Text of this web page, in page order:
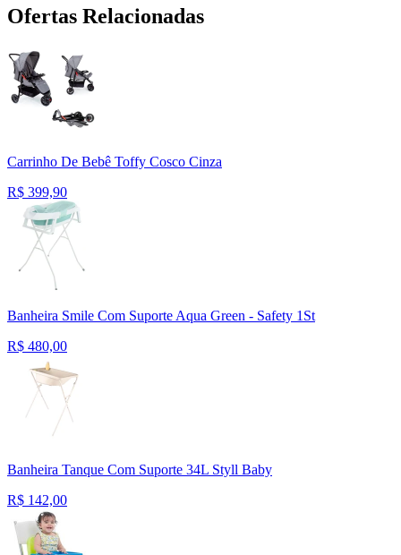
Ofertas Relacionadas
Carrinho De Bebê Toffy Cosco Cinza
R$ 399,90
Banheira Smile Com Suporte Aqua Green - Safety 1St
R$ 480,00
Banheira Tanque Com Suporte 34L Styll Baby
R$ 142,00